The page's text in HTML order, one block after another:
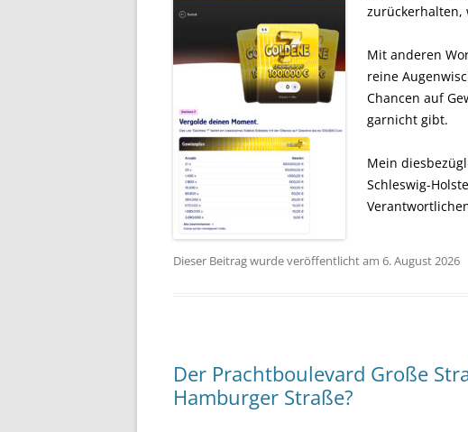
zurückerhalten,
Mit anderen
reine
Chancen auf
garnicht gibt.
Mein
Schleswig-
Dieser Beitrag wurde veröffentlicht am 6. August 2026
Der Prachtboulevard Große
Hamburger Straße?